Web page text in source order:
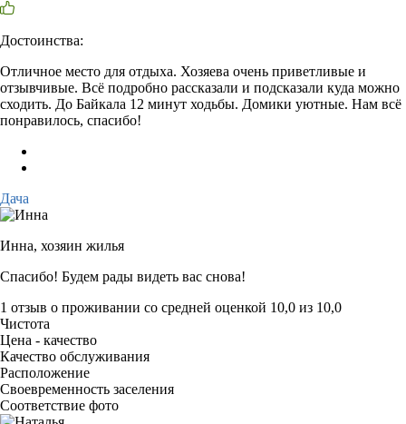
Достоинства:
Отличное место для отдыха. Хозяева очень приветливые и
отзывчивые. Всё подробно рассказали и подсказали куда можно
сходить. До Байкала 12 минут ходьбы. Домики уютные. Нам всё
понравилось, спасибо!
Дача
Инна, хозяин жилья
Спасибо! Будем рады видеть вас снова!
1 отзыв о проживании со средней оценкой 10,0 из 10,0
Чистота
Цена - качество
Качество обслуживания
Расположение
Своевременность заселения
Соответствие фото